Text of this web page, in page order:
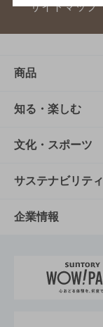
サイトマップ
商品
商品TOP
商品一覧
商品発売情報
栄養成分一覧
知る・楽しむ
知る・楽しむ
キャンペーン
工場見学
地域情報
文化・スポーツ
文化・スポー
サントリーホ
サントリーサ
サステナビリティ
サステナビリ
サントリーが
企業情報
企業概要